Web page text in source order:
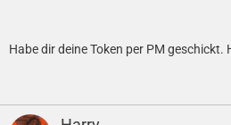
Habe dir deine Token per PM geschickt.